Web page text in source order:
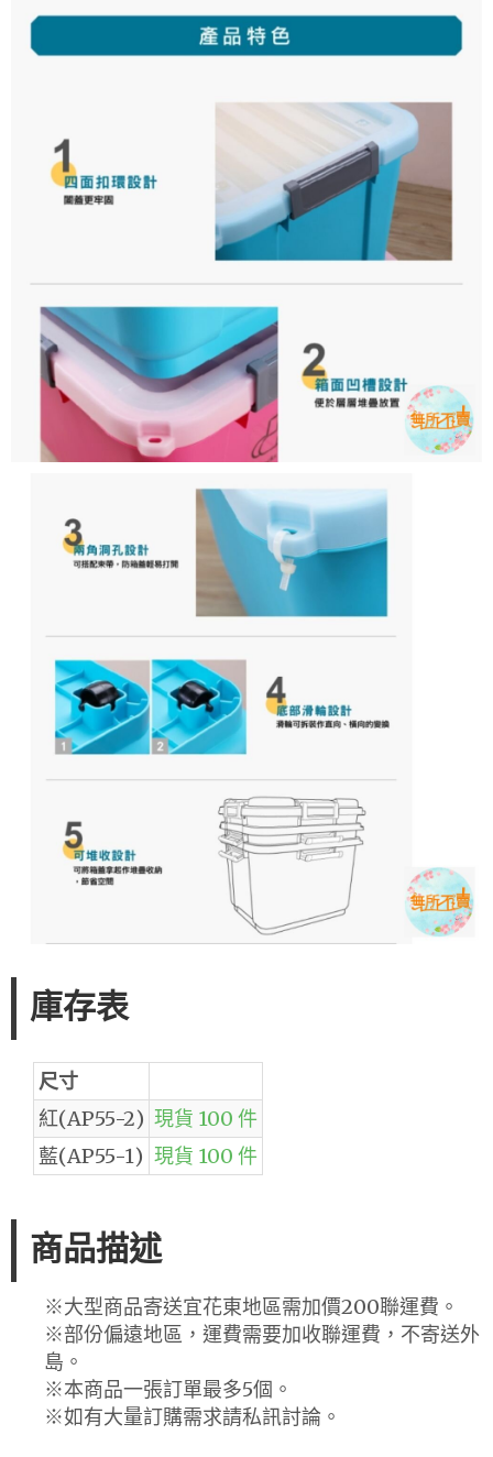
庫存表
尺寸
紅(AP55-2) 現貨 100 件
藍(AP55-1) 現貨 100 件
商品描述
※大型商品寄送宜花東地區需加價200聯運費。
※部份偏遠地區，運費需要加收聯運費，不寄送外
島。
※本商品一張訂單最多5個。
※如有大量訂購需求請私訊討論。